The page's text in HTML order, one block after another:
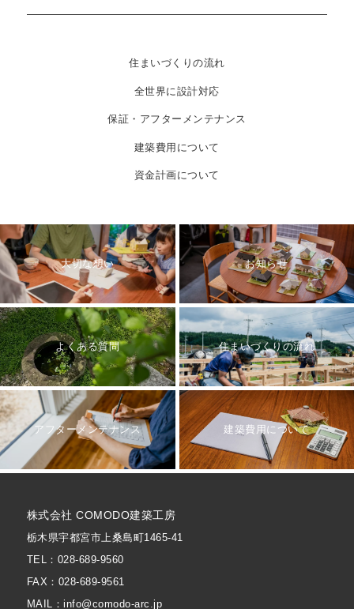
住まいづくりの流れ
全世界に設計対応
保証・アフターメンテナンス
建築費用について
資金計画について
大切な想い お知らせ
よくある質問 住まいづくりの流れ
アフターメンテナンス 建築費用について
株式会社 COMODO建築工房
栃木県宇都宮市上桑島町1465-41
TEL：028-689-9560
FAX：028-689-9561
MAIL：info@comodo-arc.jp